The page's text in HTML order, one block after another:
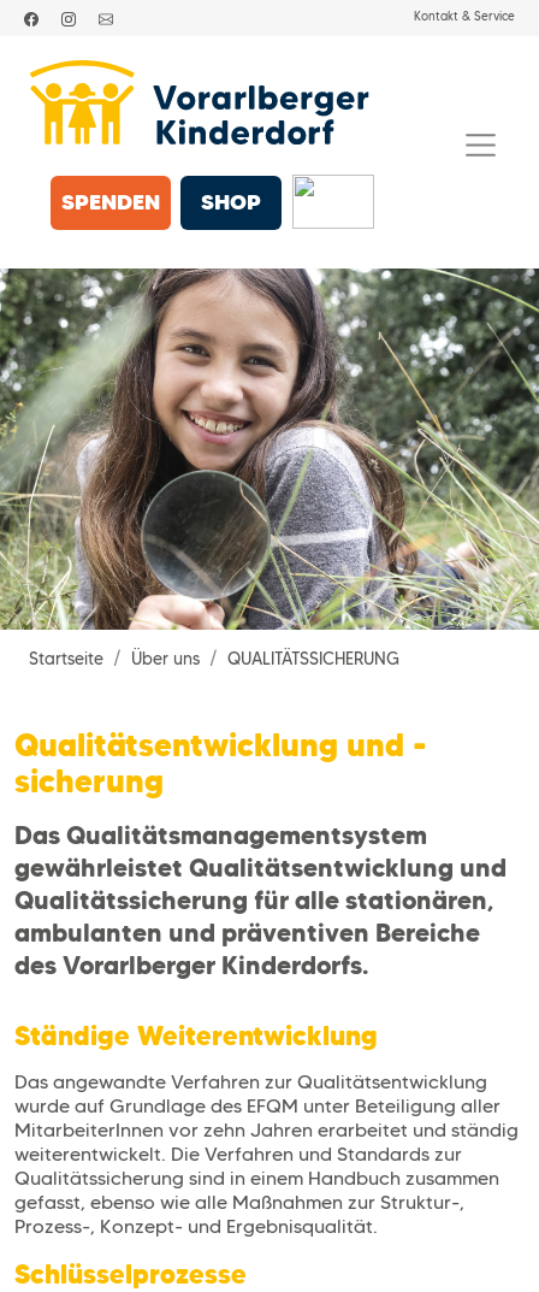
Kontakt & Service
SPENDEN SHOP
Startseite Über uns QUALITÄTSSICHERUNG
Qualitätsentwicklung und -
sicherung
Das Qualitätsmanagementsystem
gewährleistet Qualitätsentwicklung und
Qualitätssicherung für alle stationären,
ambulanten und präventiven Bereiche
des Vorarlberger Kinderdorfs.
Ständige Weiterentwicklung
Das angewandte Verfahren zur Qualitätsentwicklung
wurde auf Grundlage des EFQM unter Beteiligung aller
MitarbeiterInnen vor zehn Jahren erarbeitet und ständig
weiterentwickelt. Die Verfahren und Standards zur
Qualitätssicherung sind in einem Handbuch zusammen
gefasst, ebenso wie alle Maßnahmen zur Struktur-,
Prozess-, Konzept- und Ergebnisqualität.
Schlüsselprozesse